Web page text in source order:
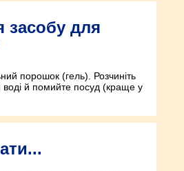
засобу для
порошок (гель). Розчиніть
воді й помийте посуд (краще у